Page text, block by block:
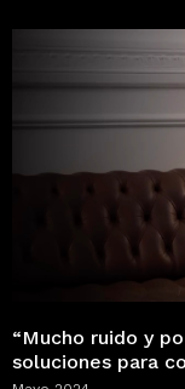
“Mucho ruido y
soluciones para